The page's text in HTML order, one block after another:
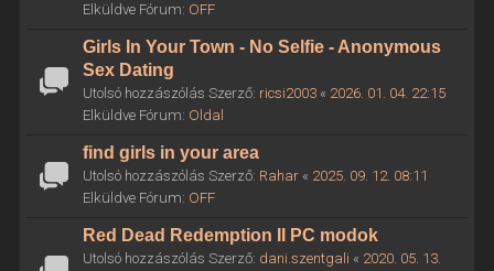
Elküldve Fórum: OFF
Girls In Your Town - No Selfie - Anonymous
Sex Dating
Utolsó hozzászólás Szerző: ricsi2003« 2026. 01. 04. 22:15
Elküldve Fórum: Oldal
find girls in your area
Utolsó hozzászólás Szerző: Rahar« 2025. 09. 12. 08:11
Elküldve Fórum: OFF
Red Dead Redemption II PC modok
Utolsó hozzászólás Szerző: dani.szentgali « 2020. 05. 13.